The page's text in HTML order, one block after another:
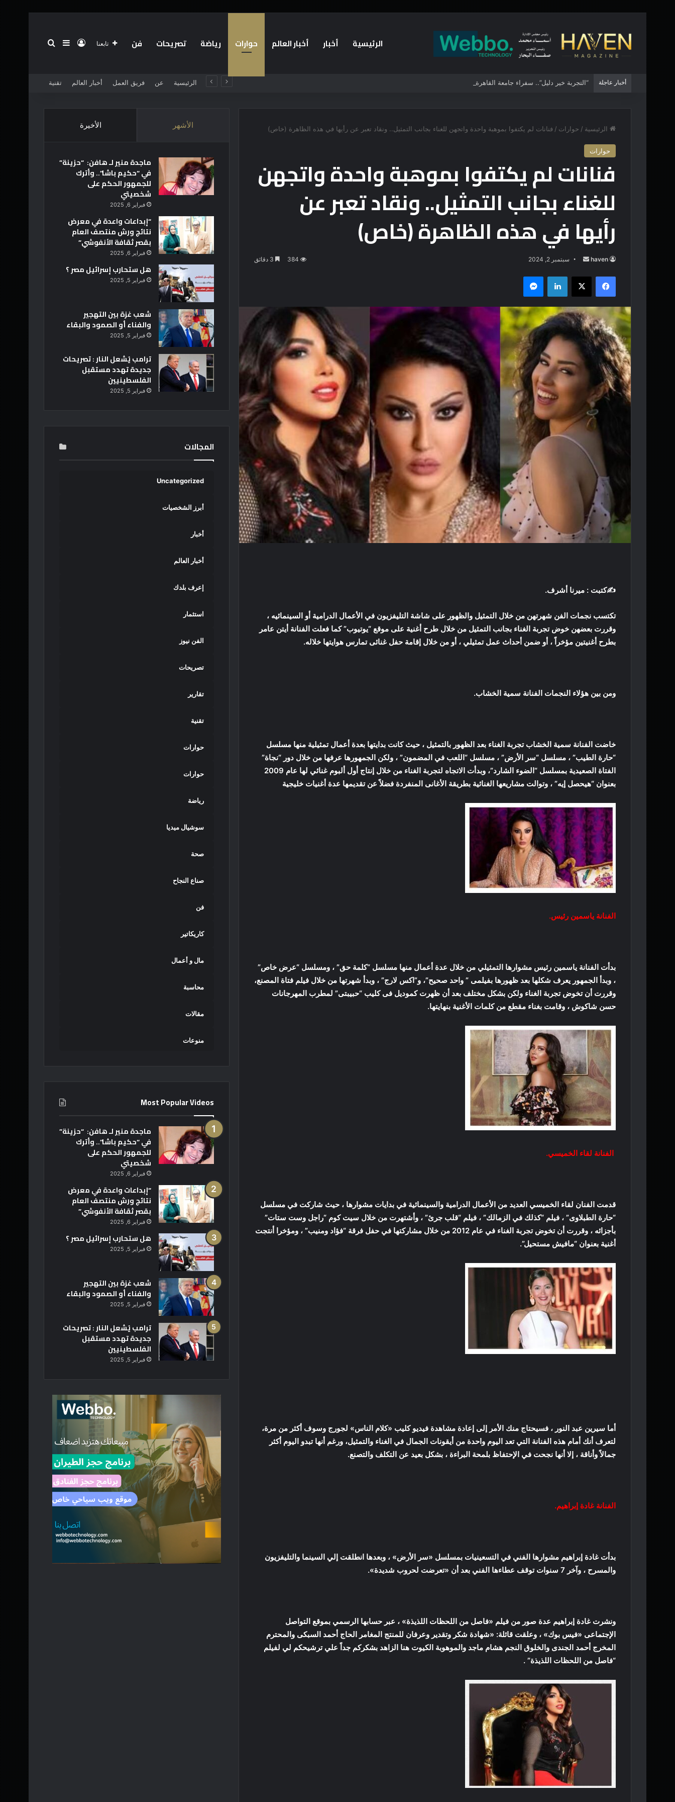
الرئيسية أخبار أخبار العالم حوارات رياضة تصريحات فن تابعنا تسجيل الدخول
إضافة عمود جانبي
أخبار عاجلة “التجربة خير دليل”.. سفراء جامعة القاهرة الأهلية يستقبلون الطلاب الجدد ويجسدون هوية الجامعة وثقافة التميز الرئيسية عن فريق العمل أخبار العالم تقنية
الرئيسية / حوارات / فنانات لم يكتفوا بموهبة واحدة واتجهن للغناء بجانب التمثيل.. ونقاد تعبر عن رأيها في هذه الظاهرة (خاص)
حوارات
فنانات لم يكتفوا بموهبة واحدة واتجهن
للغناء بجانب التمثيل.. ونقاد تعبر عن
رأيها في هذه الظاهرة (خاص)
haven
س
ل
ب
ر
ي
ي
سبتمبر 2, 2024 384
فيسبوك لينكدإن
✍كتبت : ميرنا أشرف.
تكتسب نجمات الفن شهرتهن من خلال التمثيل والظهور على شاشة التليفزيون في الأعمال الدرامية أو السينمائيه ،
وقررت بعضهن خوض تجربة الغناء بجانب التمثيل من خلال طرح أغنية على موقع “يوتيوب” كما فعلت الفنانة أيتن عامر
بطرح أغنيتين مؤخراً ، أو ضمن أحداث عمل تمثيلي ، أو من خلال إقامة حفل غنائى تمارس هوايتها خلاله.
ومن بين هؤلاء النجمات الفنانة سمية الخشاب.
خاضت الفنانة سمية الخشاب تجربة الغناء بعد الظهور بالتمثيل ، حيث كانت بدايتها بعدة أعمال تمثيلية منها مسلسل
“حارة الطيب” ، مسلسل “سر الأرض” ، مسلسل “اللعب في المضمون” ، ولكن الجمهورها عرفها من خلال دور “نجاة”
الفتاة الصعيدية بمسلسل “الضوء الشارد”، وبدأت الاتجاه لتجربة الغناء من خلال إنتاج أول ألبوم غنائي لها عام 2009
بعنوان “هيحصل إيه” ، وتوالت مشاريعها الغنائية بطريقة الأغانى المنفردة فضلاً عن تقديمها عدة أغنيات خليجية
الفنانة ياسمين رئيس.
بدأت الفنانة ياسمين رئيس مشوارها التمثيلي من خلال عدة أعمال منها مسلسل “كلمة حق” ، ومسلسل “عرض خاص”
، وبدأ الجمهور يعرف شكلها بعد ظهورها بفيلمى ” واحد صحيح”، و”اكس لارج” ، وبدأ شهرتها من خلال فيلم فتاة المصنع،
وقررت أن تخوض تجربة الغناء ولكن بشكل مختلف بعد أن ظهرت كموديل فى كليب “حبيبتى” لمطرب المهرجانات
حسن شاكوش ، وقامت بغناء مقطع من كلمات الأغنية بنهايتها.
الفنانة لقاء الخميسي.
قدمت الفنان لقاء الخميسي العديد من الأعمال الدرامية والسينمائية في بدايات مشوارها ، حيث شاركت في مسلسل
“حارة الطبلاوى” ، فيلم “كذلك في الزمالك” ، فيلم “قلب جرئ” ، وأشتهرت من خلال سيت كوم “راجل وست ستات”
بأجزائه ، وقررت أن تخوض تجربة الغناء في عام 2012 من خلال مشاركتها في حفل فرقة “فؤاد ومنيب” ، ومؤخرا أنتجت
أغنية بعنوان “مافيش مستحيل”.
أما سيرين عبد النور ، فسيحتاج منك الأمر إلى إعادة مشاهدة فيديو كليب «كلام الناس» لجورج وسوف أكثر من مرة،
لتعرف أنك أمام هذه الفنانة التي تعد اليوم واحدة من أيقونات الجمال في الغناء والتمثيل، ورغم أنها تبدو اليوم أكثر
جمالاً وأناقة ، إلا أنها نجحت في الإحتفاظ بلمحة البراءة ، بشكل بعيد عن التكلف والتصنع.
الفنانة غادة إبراهيم.
بدأت غادة إبراهيم مشوارها الفني في التسعينيات بمسلسل «سر الأرض» ، وبعدها انطلقت إلي السينما والتليفزيون
والمسرح ، وآخر 7 سنوات توقف عطاءها الفني بعد أن «تعرضت لحروب شديدة».
ونشرت غادة إبراهيم عدة صور من فيلم «فاصل من اللحظات اللذيذة» ، عبر حسابها الرسمي بموقع التواصل
الإجتماعى «فيس بوك» ، وعلقت قائلة: «شهادة شكر وتقدير وعرفان للمنتج المغامر الحاج أحمد السبكى والمحترم
المخرج أحمد الجندى والخلوق النجم هشام ماجد والموهوبة الكيوت هنا الزاهد بشكركم جداً علي ترشيحكم لي لفيلم
“فاصل من اللحظات اللذيذة” .
الأشهر الأخيرة
ماجدة منير لـ هافن: “حزينة”
في “حكيم باشا”.. وأترك
للجمهور الحكم على
شخصيتي
فبراير 6, 2025
“إبداعات واعدة في معرض
نتائج ورش منتصف العام
بقصر ثقافة الأنفوشي”
فبراير 6, 2025
هل ستحارب إسرائيل مصر ؟
فبراير 5, 2025
شعب غزة بين التهجير
والفناء أو الصمود والبقاء
فبراير 5, 2025
ترامب يُشعل النار : تصريحات
جديدة تهدد مستقبل
الفلسطينيين
فبراير 5, 2025
المجالات
Uncategorized
أبرز الشخصيات
أخبار
أخبار العالم
إعرف بلدك
استثمار
الفن نيوز
تصريحات
تقارير
تقنية
حوارات
حوارات
رياضة
سوشيال ميديا
صحة
صناع النجاح
فن
كاريكاتير
مال و أعمال
محاسبة
مقالات
منوعات
Most Popular Videos
ماجدة منير لـ هافن: “حزينة”
في “حكيم باشا”.. وأترك
للجمهور الحكم على
شخصيتي
فبراير 6, 2025
“إبداعات واعدة في معرض
نتائج ورش منتصف العام
بقصر ثقافة الأنفوشي”
فبراير 6, 2025
هل ستحارب إسرائيل مصر ؟
فبراير 5, 2025
شعب غزة بين التهجير
والفناء أو الصمود والبقاء
فبراير 5, 2025
ترامب يُشعل النار : تصريحات
جديدة تهدد مستقبل
الفلسطينيين
فبراير 5, 2025